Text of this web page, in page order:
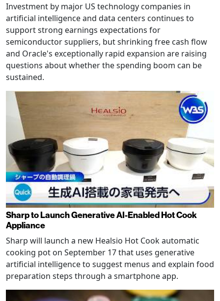
Investment by major US technology companies in
artificial intelligence and data centers continues to
support strong earnings expectations for
semiconductor suppliers, but shrinking free cash flow
and Oracle's exceptionally rapid expansion are raising
questions about whether the spending boom can be
sustained.
Sharp to Launch Generative AI-Enabled Hot Cook
Appliance
Sharp will launch a new Healsio Hot Cook automatic
cooking pot on September 17 that uses generative
artificial intelligence to suggest menus and explain food
preparation steps through a smartphone app.